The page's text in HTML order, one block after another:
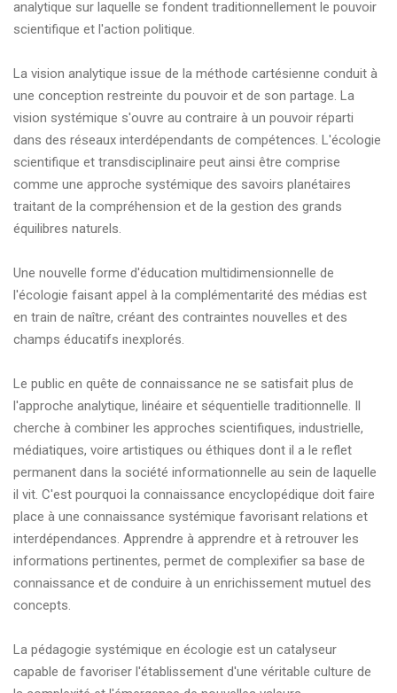
analytique sur laquelle se fondent traditionnellement le pouvoir
scientifique et l'action politique.
La vision analytique issue de la méthode cartésienne conduit à
une conception restreinte du pouvoir et de son partage. La
vision systémique s'ouvre au contraire à un pouvoir réparti
dans des réseaux interdépendants de compétences. L'écologie
scientifique et transdisciplinaire peut ainsi être comprise
comme une approche systémique des savoirs planétaires
traitant de la compréhension et de la gestion des grands
équilibres naturels.
Une nouvelle forme d'éducation multidimensionnelle de
l'écologie faisant appel à la complémentarité des médias est
en train de naître, créant des contraintes nouvelles et des
champs éducatifs inexplorés.
Le public en quête de connaissance ne se satisfait plus de
l'approche analytique, linéaire et séquentielle traditionnelle. Il
cherche à combiner les approches scientifiques, industrielle,
médiatiques, voire artistiques ou éthiques dont il a le reflet
permanent dans la société informationnelle au sein de laquelle
il vit. C'est pourquoi la connaissance encyclopédique doit faire
place à une connaissance systémique favorisant relations et
interdépendances. Apprendre à apprendre et à retrouver les
informations pertinentes, permet de complexifier sa base de
connaissance et de conduire à un enrichissement mutuel des
concepts.
La pédagogie systémique en écologie est un catalyseur
capable de favoriser l'établissement d'une véritable culture de